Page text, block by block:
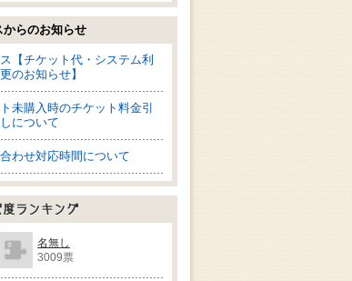
からのお知らせ
ス【チケット代・システム利
のお知らせ】
未購入時のチケット料金引
について
わせ対応時間について
キング名無し
3009票